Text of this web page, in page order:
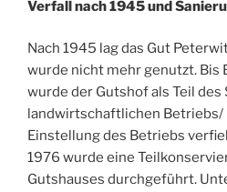
Verfall nach 1945 und
Nach 1945 lag das Gut
wurde nicht mehr genutzt. Bis
wurde der Gutshof als Teil des
landwirtschaftlichen Betriebs/
Einstellung des Betriebs
1976 wurde eine
Gutshauses durchgeführt.